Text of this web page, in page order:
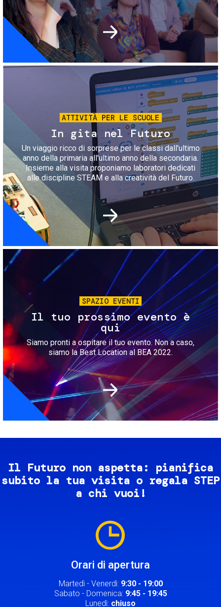
Immagine
ATTIVITÀ PER LE SCUOLE
In gita nel Futuro
Un viaggio ricco di sorprese per le classi dall'ultimo
anno della primaria all'ultimo anno della secondaria.
Insieme alla visita proponiamo laboratori dedicati
alle discipline STEAM e alla creatività del Futuro.
Immagine
SPAZIO EVENTI
Il tuo prossimo evento è
qui
Siamo pronti a ospitare il tuo evento. Non a caso,
siamo la Best Location al BEA 2022.
Il Futuro non aspetta: pianifica
subito la tua visita o regala STEP
a chi vuoi!
Orari di apertura
Martedì - Venerdì: 9:30 - 19:00
Sabato - Domenica: 9:45 - 19:45
Lunedì: chiuso